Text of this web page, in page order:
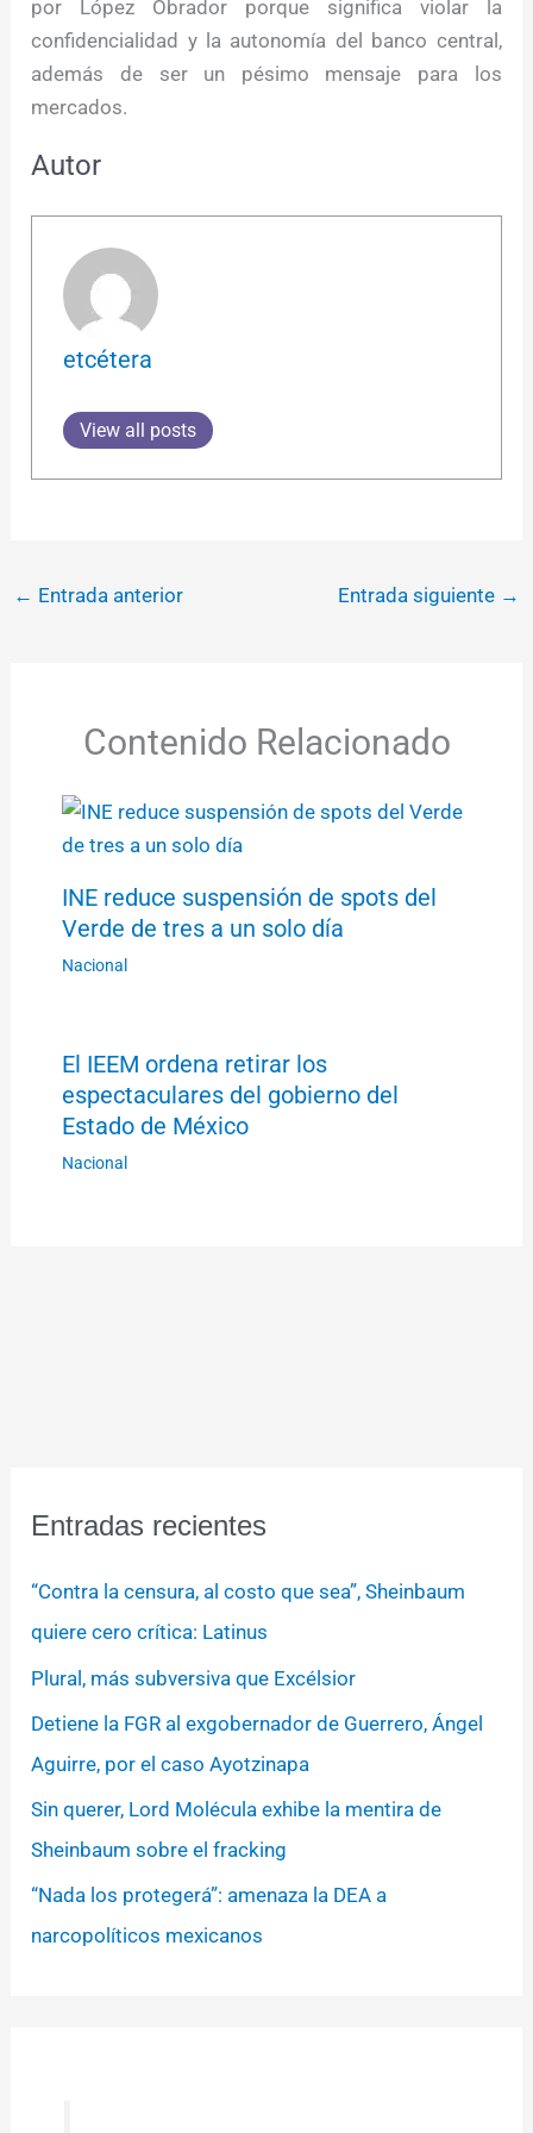
por López Obrador porque significa violar la
confidencialidad y la autonomía del banco central,
además de ser un pésimo mensaje para los
mercados.
Autor
etcétera
View all posts
← Entrada anterior Entrada siguiente →
Contenido Relacionado
INE reduce suspensión de spots del
Verde de tres a un solo día
Nacional
El IEEM ordena retirar los
espectaculares del gobierno del
Estado de México
Nacional
Entradas recientes
“Contra la censura, al costo que sea”, Sheinbaum
quiere cero crítica: Latinus
Plural, más subversiva que Excélsior
Detiene la FGR al exgobernador de Guerrero, Ángel
Aguirre, por el caso Ayotzinapa
Sin querer, Lord Molécula exhibe la mentira de
Sheinbaum sobre el fracking
“Nada los protegerá”: amenaza la DEA a
narcopolíticos mexicanos